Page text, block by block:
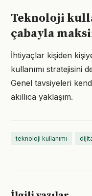
Teknoloji
çabayla
İhtiyaçlar kişiden
kullanımı stratejisini
Genel tavsiyeleri
akıllıca yaklaşım.
teknoloji kullanımı